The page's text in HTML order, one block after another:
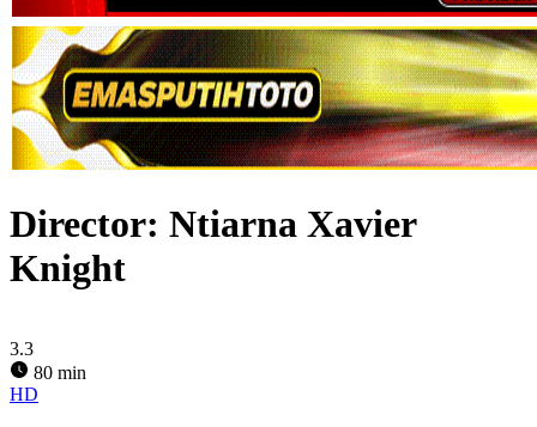
Director: Ntiarna Xavier
Knight
3.3
80 min
HD